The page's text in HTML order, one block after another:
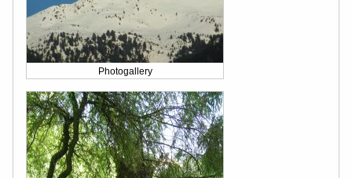
Photogallery